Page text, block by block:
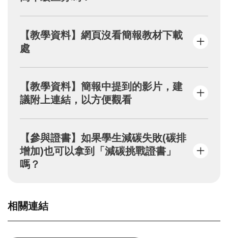
幼兒園的孩子想一起加入，在登記行為與計算
協助唷。
因應各級學校環境教育推廣多年，對於環
教推動的力道也不盡相同。考量參加者的
材先以基本面出發，方便多數學校進行科
3份簡報議題最終都將拉回「有意識的選
擇」，讓參加者透過課間討論與反思，發
帶領者可視學員的吸收能力挑選合適的話
題切入，如果能從中延伸、發展更多環境
友善的行動方案，那就更棒了。
【教學資料】網頁沒看簡報教材下載
處
有意參加「減碳大作戰」的活動帶領者，
請先填妥線上申請表並確認送出完成。
待本會收到申請通知後才會以E-MAIL方式
提供雲端教材下載點，請務必確認信箱的
正確性唷！
【教學資料】簡報中提到的影片，建
議附上連結，以方便觀看
簡報內的推薦影片都是可以直接點選、開啟連
結唷！
【參與證書】如果學生減碳失敗(碳排
增加)也可以拿到「減碳挑戰證書」
嗎？
行動進行減碳行為，就算這次挑戰沒有成功，
但已透過參與歷程體悟到每個決定或行為將產
相關連結